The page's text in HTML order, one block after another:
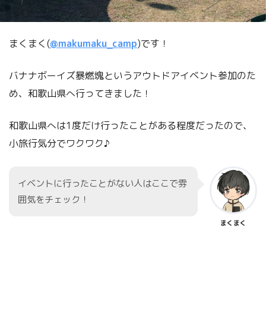
まくまく(@makumaku_camp)です！
バナナボーイズ暴燃塊というアウトドアイベント参加のた
め、和歌山県へ行ってきました！
和歌山県へは1度だけ行ったことがある程度だったので、
小旅行気分でワクワク♪
イベントに行ったことがない人はここで雰
囲気をチェック！
まくまく